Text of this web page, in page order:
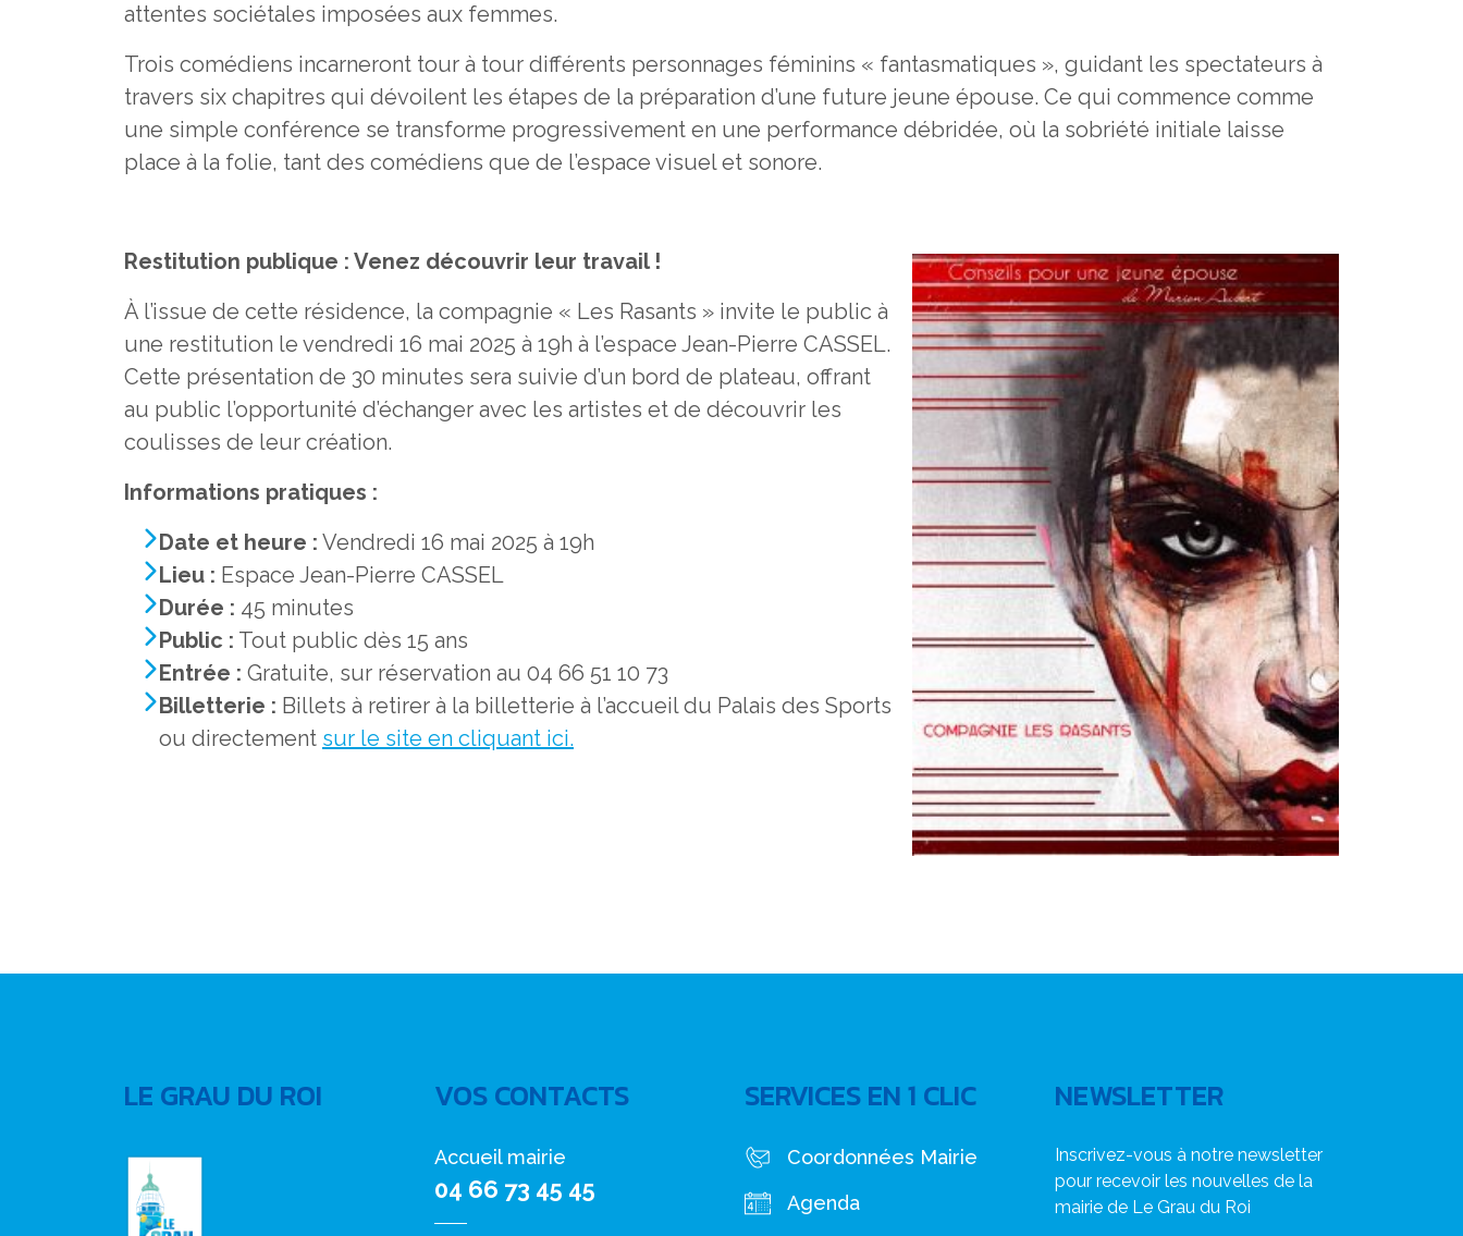
attentes sociétales imposées aux femmes.
Trois comédiens incarneront tour à tour différents personnages féminins « fantasmatiques », guidant les spectateurs à
travers six chapitres qui dévoilent les étapes de la préparation d’une future jeune épouse. Ce qui commence comme
une simple conférence se transforme progressivement en une performance débridée, où la sobriété initiale laisse
place à la folie, tant des comédiens que de l’espace visuel et sonore.
Restitution publique : Venez découvrir leur travail !
À l’issue de cette résidence, la compagnie « Les Rasants » invite le public à
une restitution le vendredi 16 mai 2025 à 19h à l’espace Jean-Pierre CASSEL.
Cette présentation de 30 minutes sera suivie d’un bord de plateau, offrant
au public l’opportunité d’échanger avec les artistes et de découvrir les
coulisses de leur création.
Informations pratiques :
Date et heure : Vendredi 16 mai 2025 à 19h
Lieu : Espace Jean-Pierre CASSEL
Durée : 45 minutes
Public : Tout public dès 15 ans
Entrée : Gratuite, sur réservation au 04 66 51 10 73
Billetterie : Billets à retirer à la billetterie à l’accueil du Palais des Sports
ou directement sur le site en cliquant ici.
LE GRAU DU ROI VOS CONTACTS
Accueil mairie
04 66 73 45 45
SERVICES EN 1 CLIC
Coordonnées Mairie
Agenda
NEWSLETTER
Inscrivez-vous à notre newsletter
pour recevoir les nouvelles de la
mairie de Le Grau du Roi